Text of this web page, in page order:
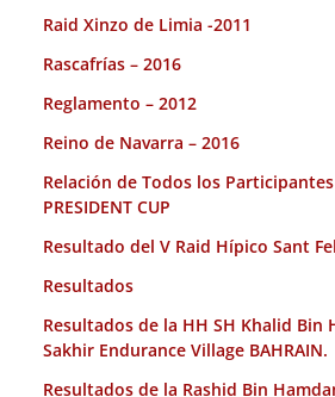
Raid Xinzo de Limia -2011
Rascafrías – 2016
Reglamento – 2012
Reino de Navarra – 2016
Relación de Todos los
PRESIDENT CUP
Resultado del V Raid Hípico Sant
Resultados
Resultados de la HH SH Khalid Bin
Sakhir Endurance Village BAHRAIN.
Resultados de la Rashid Bin